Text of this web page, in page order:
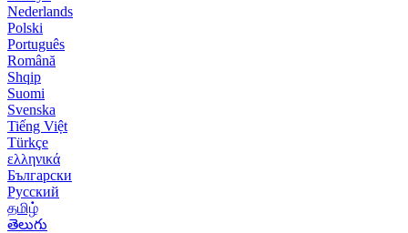
Nederlands
Polski
Português
Română
Shqip
Suomi
Svenska
Tiếng Việt
Türkçe
ελληνικά
Български
Русский
தமிழ்
తెలుగు